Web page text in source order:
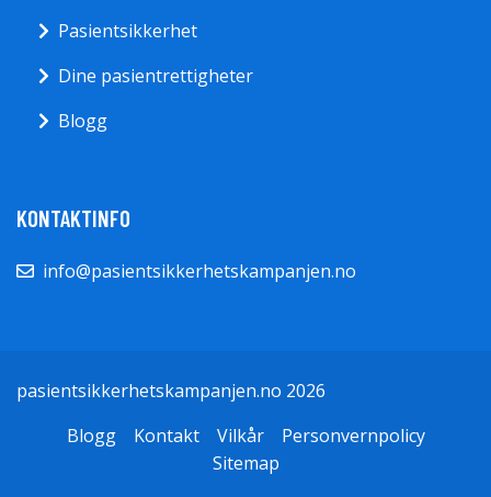
Pasientsikkerhet
Dine pasientrettigheter
Blogg
KONTAKTINFO
info@pasientsikkerhetskampanjen.no
pasientsikkerhetskampanjen.no 2026
Blogg
Kontakt Vilkår
Personvernpolicy
Sitemap